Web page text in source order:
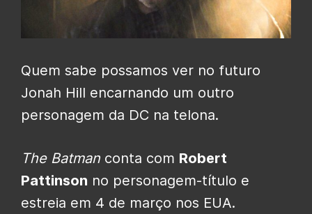
Quem sabe possamos ver no futuro
Jonah Hill encarnando um outro
personagem da DC na telona.
The Batman conta com Robert
Pattinson no personagem-título e
estreia em 4 de março nos EUA.